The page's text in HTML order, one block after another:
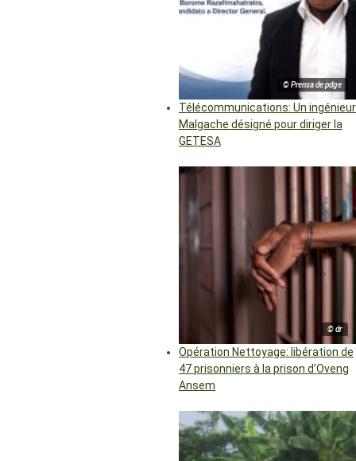
© Prensa de pdge
Télécommunications: Un ingénieur
Malgache désigné pour diriger la
GETESA
© dr
Opération Nettoyage: libération de
47 prisonniers à la prison d’Oveng
Ansem